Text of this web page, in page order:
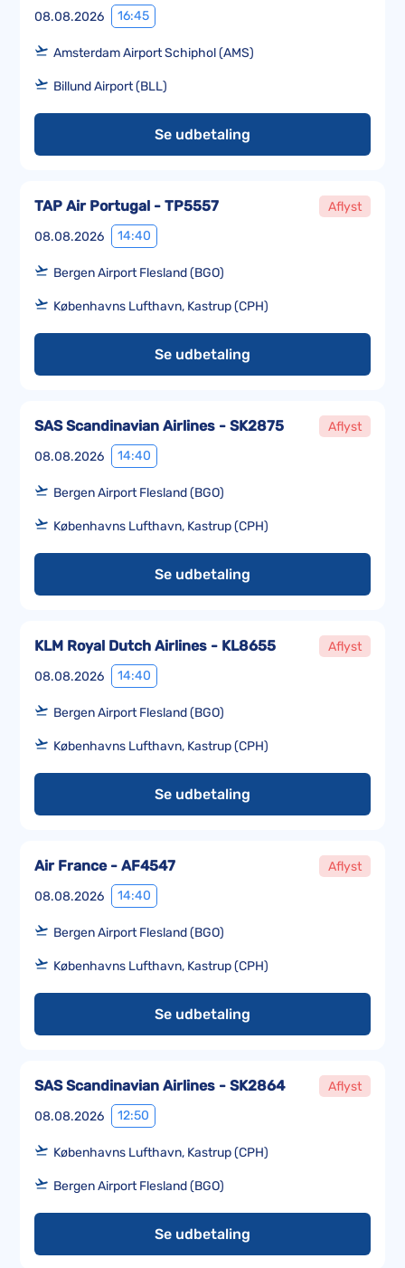
08.08.2026 16:45
Amsterdam Airport Schiphol (AMS)
Billund Airport (BLL)
Se udbetaling
08.08.2026 14:40
TAP Air Portugal - TP5557 Aflyst
Bergen Airport Flesland (BGO)
Københavns Lufthavn, Kastrup (CPH)
Se udbetaling
08.08.2026 14:40
SAS Scandinavian Airlines - SK2875 Aflyst
Bergen Airport Flesland (BGO)
Københavns Lufthavn, Kastrup (CPH)
Se udbetaling
08.08.2026 14:40
KLM Royal Dutch Airlines - KL8655 Aflyst
Bergen Airport Flesland (BGO)
Københavns Lufthavn, Kastrup (CPH)
Se udbetaling
08.08.2026 14:40
Air France - AF4547 Aflyst
Bergen Airport Flesland (BGO)
Københavns Lufthavn, Kastrup (CPH)
Se udbetaling
08.08.2026 12:50
SAS Scandinavian Airlines - SK2864 Aflyst
Københavns Lufthavn, Kastrup (CPH)
Bergen Airport Flesland (BGO)
Se udbetaling